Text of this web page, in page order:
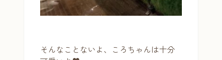
そんなことないよ、ころちゃんは十分